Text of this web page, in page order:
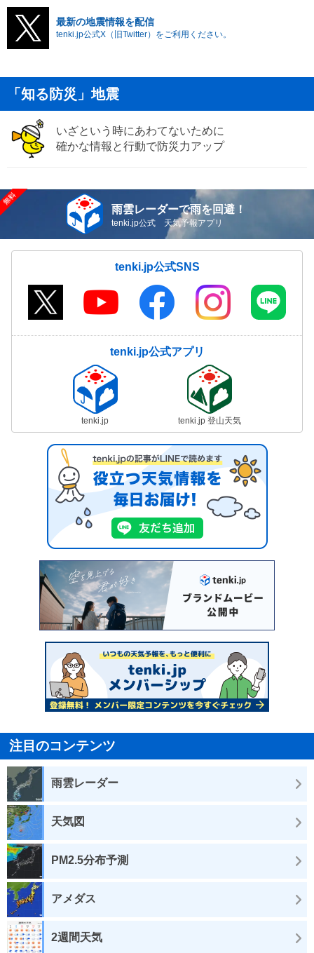
最新の地震情報を配信
tenki.jp公式X（旧Twitter）をご利用ください。
「知る防災」地震
いざという時にあわてないために
確かな情報と行動で防災力アップ
雨雲レーダーで雨を回避！
tenki.jp公式 天気予報アプリ
tenki.jp公式SNS
tenki.jp公式アプリ
tenki.jp tenki.jp 登山天気
注目のコンテンツ
雨雲レーダー
天気図
PM2.5分布予測
アメダス
2週間天気